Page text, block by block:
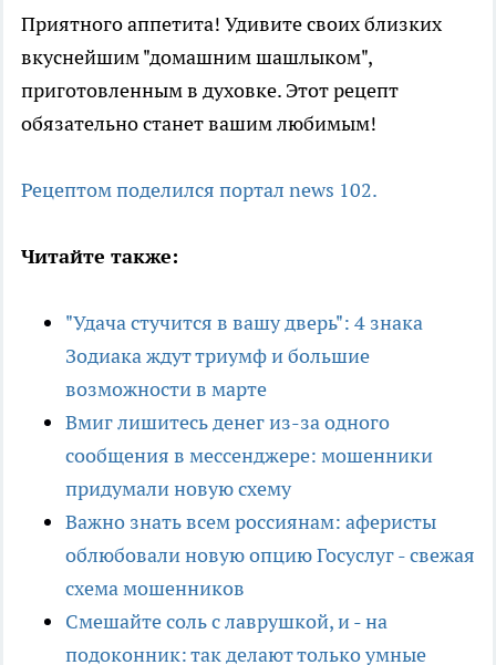
Приятного аппетита! Удивите своих близких
вкуснейшим "домашним шашлыком",
приготовленным в духовке. Этот рецепт
обязательно станет вашим любимым!
Рецептом поделился портал news 102.
Читайте также:
"Удача стучится в вашу дверь": 4 знака
Зодиака ждут триумф и большие
возможности в марте
Вмиг лишитесь денег из-за одного
сообщения в мессенджере: мошенники
придумали новую схему
Важно знать всем россиянам: аферисты
облюбовали новую опцию Госуслуг - свежая
схема мошенников
Смешайте соль с лаврушкой, и - на
подоконник: так делают только умные